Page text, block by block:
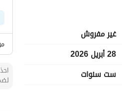
غير مفروش
28 أبريل 2026
ست سنوات